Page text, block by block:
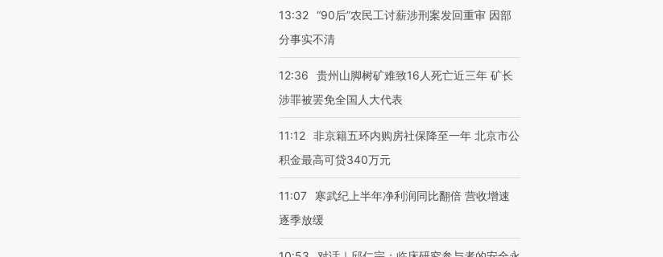
13:32 “90后”农民工讨薪涉刑案发回重审 因部
分事实不清
12:36
贵州山脚树矿难致16人死亡近三年 矿长
涉罪被罢免全国人大代表
11:12 非京籍五环内购房社保降至一年 北京市公
积金最高可贷340万元
11:07
寒武纪上半年净利润同比翻倍 营收增速
逐季放缓